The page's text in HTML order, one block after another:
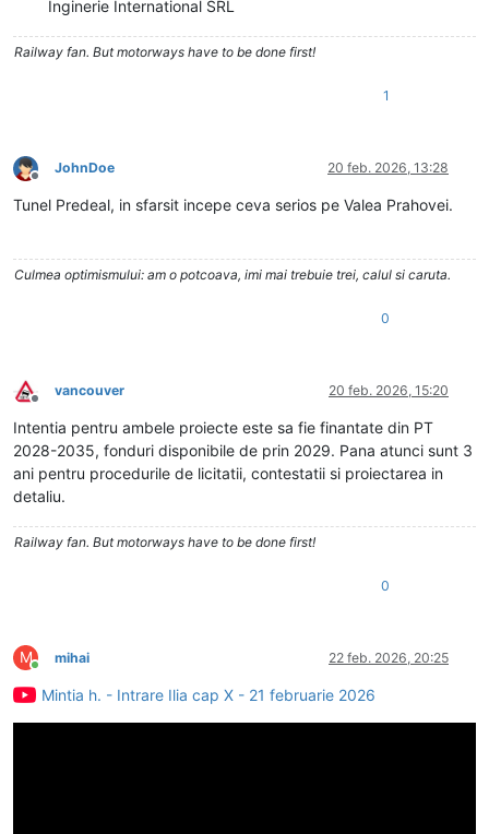
Inginerie International SRL
Railway fan. But motorways have to be done first!
1
Deconectat
JohnDoe 20 feb. 2026, 13:28
Tunel Predeal, in sfarsit incepe ceva serios pe Valea Prahovei.
Culmea optimismului: am o potcoava, imi mai trebuie trei, calul si caruta.
0
Deconectat
vancouver 20 feb. 2026, 15:20
Intentia pentru ambele proiecte este sa fie finantate din PT
2028-2035, fonduri disponibile de prin 2029. Pana atunci sunt 3
ani pentru procedurile de licitatii, contestatii si proiectarea in
detaliu.
Railway fan. But motorways have to be done first!
0
M
Conectat
mihai 22 feb. 2026, 20:25
Mintia h. - Intrare Ilia cap X - 21 februarie 2026